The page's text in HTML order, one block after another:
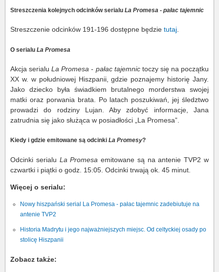
Streszczenia kolejnych odcinków serialu La Promesa - pałac tajemnic
Streszczenie odcinków 191-196 dostępne będzie tutaj.
O serialu La Promesa
Akcja serialuLa Promesa - pałac tajemnictoczy się na początku
XX w. w południowej Hiszpanii, gdzie poznajemy historię Jany.
Jako dziecko była świadkiem brutalnego morderstwa swojej
matki oraz porwania brata. Po latach poszukiwań, jej śledztwo
prowadzi do rodziny Lujan. Aby zdobyć informacje, Jana
zatrudnia się jako służąca w posiadłości „La Promesa”.
Kiedy i gdzie emitowane są odcinki La Promesy?
Odcinki serialu La Promesa emitowane są na antenie TVP2 w
czwartki i piątki o godz. 15:05. Odcinki trwają ok. 45 minut.
Więcej o serialu:
Nowy hiszpański serial La Promesa - pałac tajemnic zadebiutuje na
antenie TVP2
Historia Madrytu i jego najważniejszych miejsc. Od celtyckiej osady po
stolicę Hiszpanii
Zobacz także: